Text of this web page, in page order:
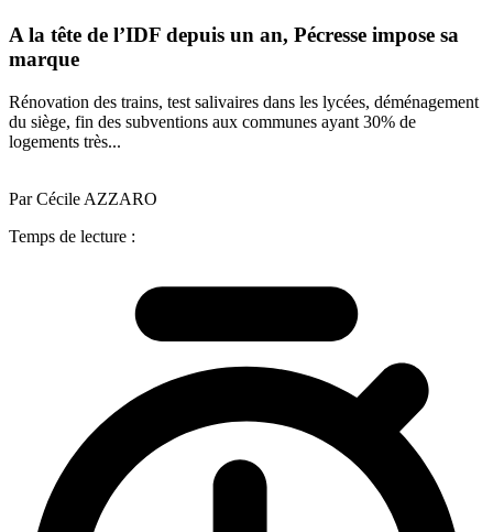
A la tête de l’IDF depuis un an, Pécresse impose sa
marque
Rénovation des trains, test salivaires dans les lycées, déménagement
du siège, fin des subventions aux communes ayant 30% de
logements très...
Par Cécile AZZARO
Temps de lecture :